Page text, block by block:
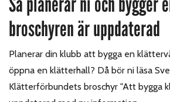
broschyren är uppdaterad
Planerar din klubb att bygga en
öppna en klätterhall? Då bör ni läsa
Klätterförbundets broschyr "Att bygga